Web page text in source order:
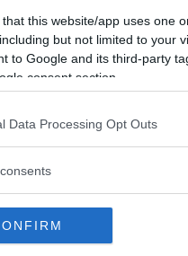
that this website/app uses one
but not limited to your
to Google and its third-party
consent section.
Data Processing Opt Outs
skriver CBS
in av flera ägare av
spelats in utan deras
ska registrera
såsom
enheter spelat in dem
enheter spelat in
frågor, personliga